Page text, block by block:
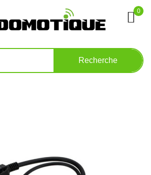
0
Recherche